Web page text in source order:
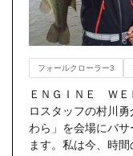
フォールクローラー3
ＥＮＧＩＮＥ ＷＥ
ロスタッフの村川
わら」を会場にバ
ます。私は今、時間